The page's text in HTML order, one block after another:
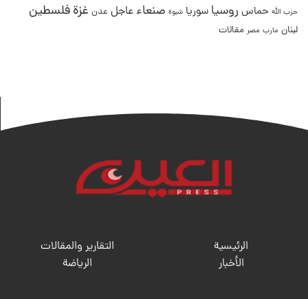
حزب الله حماس روسيا سوريا شبوة صنعاء عاجل عدن غزةفلسطين
لبنان مارب مصر مقالات
الرئيسية
الأخبار
التقارير والمقالات
الریاضة